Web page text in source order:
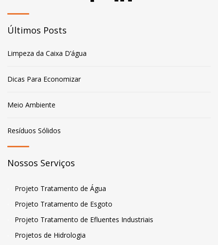
Últimos Posts
Limpeza da Caixa D’água
Dicas Para Economizar
Meio Ambiente
Resíduos Sólidos
Nossos Serviços
Projeto Tratamento de Água
Projeto Tratamento de Esgoto
Projeto Tratamento de Efluentes Industriais
Projetos de Hidrologia